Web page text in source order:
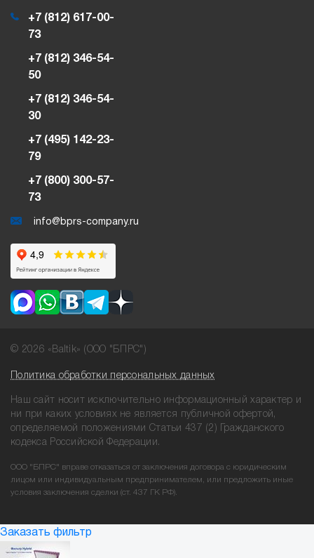
+7 (812) 617-00-
73
+7 (812) 346-54-
50
+7 (812) 346-54-
30
+7 (495) 142-23-
79
+7 (800) 300-57-
73
info@bprs-company.ru
© 2026 «Baltik» (ООО "БПРС")
Политика обработки персональных данных
Наш сайт носит исключительно информационный характер и
ни при каких условиях не является публичной офертой,
определяемой положениями Статьи 437 (2) Гражданского
кодекса Российской Федерации.
ООО "БПРС" вправе отказаться от заключения договора с юридическим
лицом или индивидуальным предпринимателем, или предложить иные
условия заключения сделки (ст. 437 ГК РФ).
Заказать фильтр